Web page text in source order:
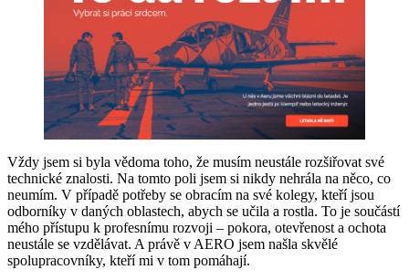
Vždy jsem si byla vědoma toho, že musím neustále rozšiřovat své
technické znalosti. Na tomto poli jsem si nikdy nehrála na něco, co
neumím. V případě potřeby se obracím na své kolegy, kteří jsou
odborníky v daných oblastech, abych se učila a rostla. To je součástí
mého přístupu k profesnímu rozvoji – pokora, otevřenost a ochota
neustále se vzdělávat. A právě v AERO jsem našla skvělé
spolupracovníky, kteří mi v tom pomáhají.